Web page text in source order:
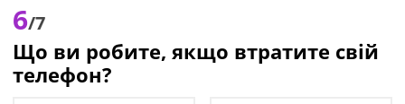
6/7
Що ви робите, якщо втратите свій
телефон?